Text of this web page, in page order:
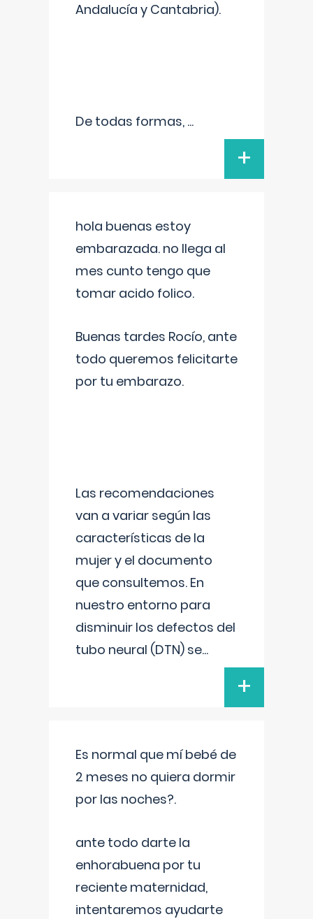
Andalucía y Cantabria).
De todas formas, ...
+
hola buenas estoy
embarazada. no llega al
mes cunto tengo que
tomar acido folico.
Buenas tardes Rocío, ante
todo queremos felicitarte
por tu embarazo.
Las recomendaciones
van a variar según las
características de la
mujer y el documento
que consultemos. En
nuestro entorno para
disminuir los defectos del
tubo neural (DTN) se...
+
Es normal que mí bebé de
2 meses no quiera dormir
por las noches?.
ante todo darte la
enhorabuena por tu
reciente maternidad,
intentaremos ayudarte